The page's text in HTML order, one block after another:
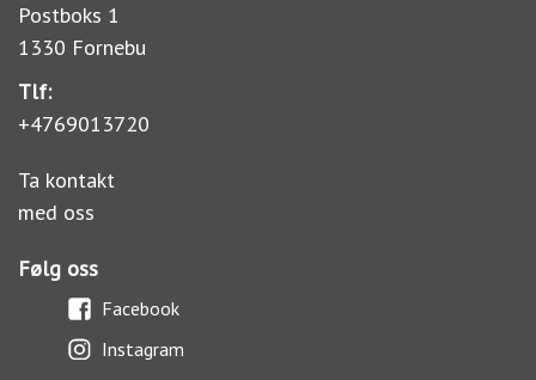
Postboks 1
1330 Fornebu
Tlf:
+4769013720
Ta kontakt
med oss
Følg oss
Facebook
Instagram